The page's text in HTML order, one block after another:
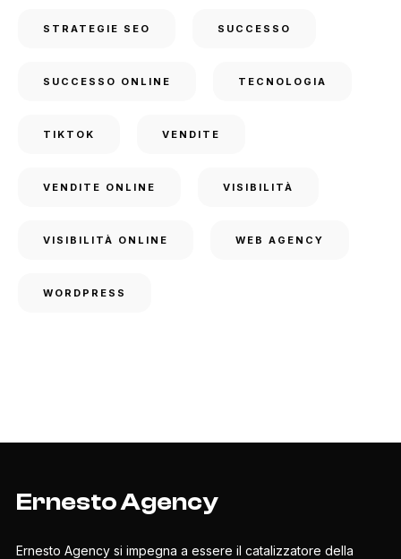
STRATEGIE SEO SUCCESSO
SUCCESSO ONLINE TECNOLOGIA
TIKTOK VENDITE
VENDITE ONLINE VISIBILITÀ
VISIBILITÀ ONLINE WEB AGENCY
WORDPRESS
Ernesto Agency
Ernesto Agency si impegna a essere il catalizzatore della